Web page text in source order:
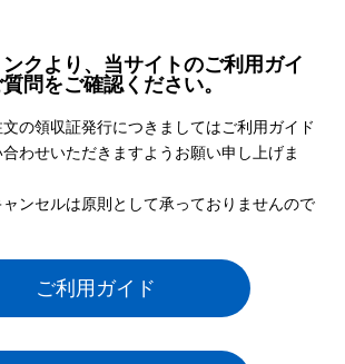
クより、当サイトのご利用ガイ
問をご確認ください。
の領収証発行につきましてはご利用ガイド
わせいただきますようお願い申し上げま
ンセルは原則として承っておりませんので
ご利用ガイド